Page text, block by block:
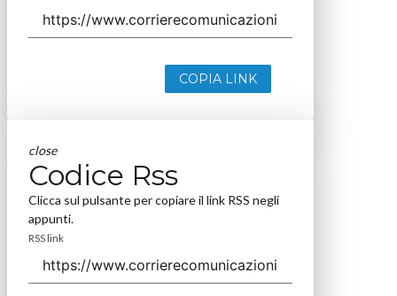
COPIA LINK
close
Codice Rss
Clicca sul pulsante per copiare il link RSS negli
appunti.
RSS link